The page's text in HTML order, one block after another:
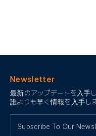
Newsletter
最新のアップデートを入手し
誰よりも早く情報を入手し